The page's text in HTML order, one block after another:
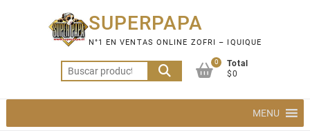
SUPERPAPA
N°1 EN VENTAS ONLINE ZOFRI – IQUIQUE
Buscar
por:
0
Total
$0
MENU